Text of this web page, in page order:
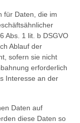
für Daten, die im
Abs. 1 lit. b DSGVO
Ablauf der
sofern sie nicht
erforderlich
Interesse an der
Daten auf
diese Daten so